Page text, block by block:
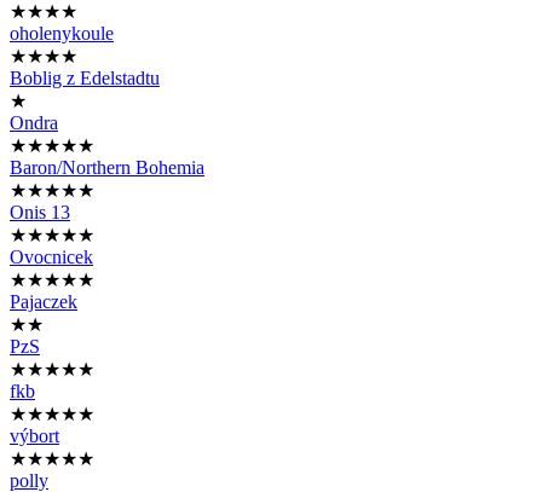
★★★★
oholenykoule
★★★★
Boblig z Edelstadtu
★
Ondra
★★★★★
Baron/Northern Bohemia
★★★★★
Onis 13
★★★★★
Ovocnicek
★★★★★
Pajaczek
★★
PzS
★★★★★
fkb
★★★★★
výbort
★★★★★
polly